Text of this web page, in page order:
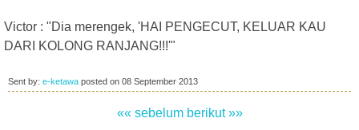
Victor : "Dia merengek, 'HAI PENGECUT, KELUAR KAU
DARI KOLONG RANJANG!!!'"
Sent by: e-ketawa posted on 08 September 2013
«« sebelum berikut »»